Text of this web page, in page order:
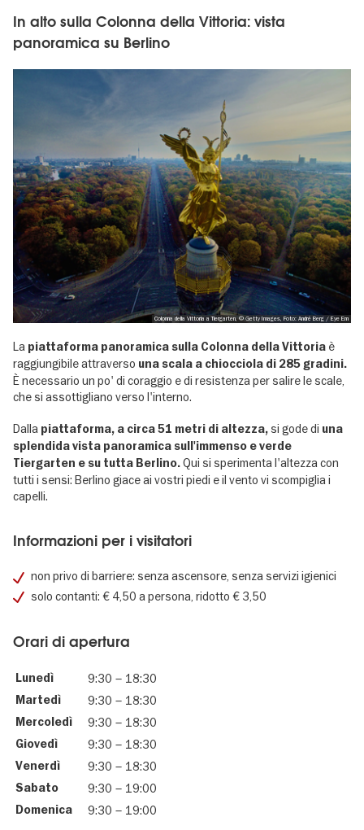
In alto sulla Colonna della Vittoria: vista
panoramica su Berlino
Colonna della Vittoria a Tiergarten, © Getty Images, Foto: André Berg / Eye Em
La piattaforma panoramica sulla Colonna della Vittoria è
raggiungibile attraverso una scala a chiocciola di 285 gradini.
È necessario un po' di coraggio e di resistenza per salire le scale,
che si assottigliano verso l'interno.
Dalla piattaforma, a circa 51 metri di altezza, si gode di una
splendida vista panoramica sull'immenso e verde
Tiergarten e su tutta Berlino.Qui si sperimenta l'altezza con
tutti i sensi: Berlino giace ai vostri piedi e il vento vi scompiglia i
capelli.
Informazioni per i visitatori
non privo di barriere: senza ascensore, senza servizi igienici
solo contanti: € 4,50 a persona, ridotto € 3,50
Orari di apertura
Lunedì 9:30 – 18:30
Martedì 9:30 – 18:30
Mercoledì 9:30 – 18:30
Giovedì 9:30 – 18:30
Venerdì 9:30 – 18:30
Sabato 9:30 – 19:00
Domenica 9:30 – 19:00